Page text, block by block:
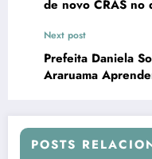
de novo CRAS no
Next post
Prefeita Daniela Soares
Araruama
POSTS